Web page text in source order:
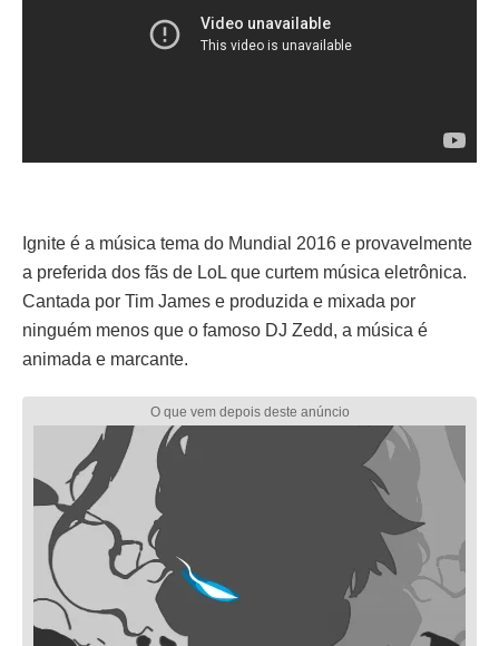
Ignite é a música tema do Mundial 2016 e provavelmente
a preferida dos fãs de LoL que curtem música eletrônica.
Cantada por Tim James e produzida e mixada por
ninguém menos que o famoso DJ Zedd, a música é
animada e marcante.